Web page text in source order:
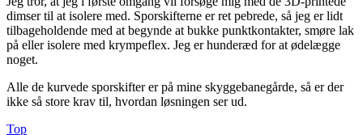
dimser til at isolere med. Sporskifterne er ret pebrede, så jeg er lidt
tilbageholdende med at begynde at bukke punktkontakter, smøre lak
på eller isolere med krympeflex. Jeg er hunderæd for at ødelægge
noget.
Alle de kurvede sporskifter er på mine skyggebanegårde, så er der
ikke så store krav til, hvordan løsningen ser ud.
Top